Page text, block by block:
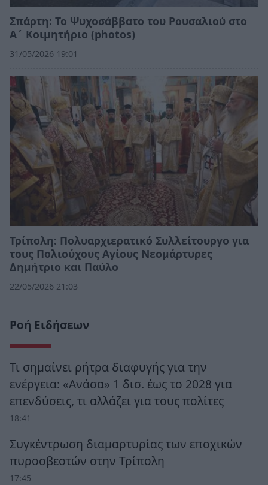
Σπάρτη: Το Ψυχοσάββατο του Ρουσαλιού στο
Α΄ Κοιμητήριο (photos)
31/05/2026 19:01
Τρίπολη: Πολυαρχιερατικό Συλλείτουργο για
τους Πολιούχους Αγίους Νεομάρτυρες
Δημήτριο και Παύλο
22/05/2026 21:03
Ροή Ειδήσεων
Τι σημαίνει ρήτρα διαφυγής για την
ενέργεια: «Ανάσα» 1 δισ. έως το 2028 για
επενδύσεις, τι αλλάζει για τους πολίτες
18:41
Συγκέντρωση διαμαρτυρίας των εποχικών
πυροσβεστών στην Τρίπολη
17:45